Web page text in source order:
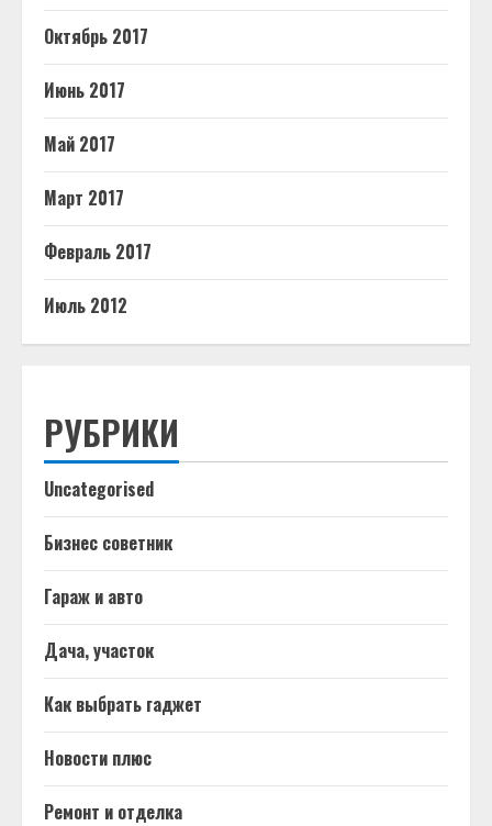
Октябрь 2017
Июнь 2017
Май 2017
Март 2017
Февраль 2017
Июль 2012
РУБРИКИ
Uncategorised
Бизнес советник
Гараж и авто
Дача, участок
Как выбрать гаджет
Новости плюс
Ремонт и отделка